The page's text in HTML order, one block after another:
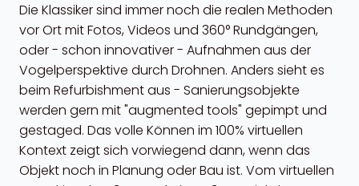
Die Klassiker sind immer noch die realen Methoden
vor Ort mit Fotos, Videos und 360° Rundgängen,
oder - schon innovativer - Aufnahmen aus der
Vogelperspektive durch Drohnen. Anders sieht es
beim Refurbishment aus - Sanierungsobjekte
werden gern mit "augmented tools" gepimpt und
gestaged. Das volle Können im 100% virtuellen
Kontext zeigt sich vorwiegend dann, wenn das
Objekt noch in Planung oder Bau ist. Vom virtuellen